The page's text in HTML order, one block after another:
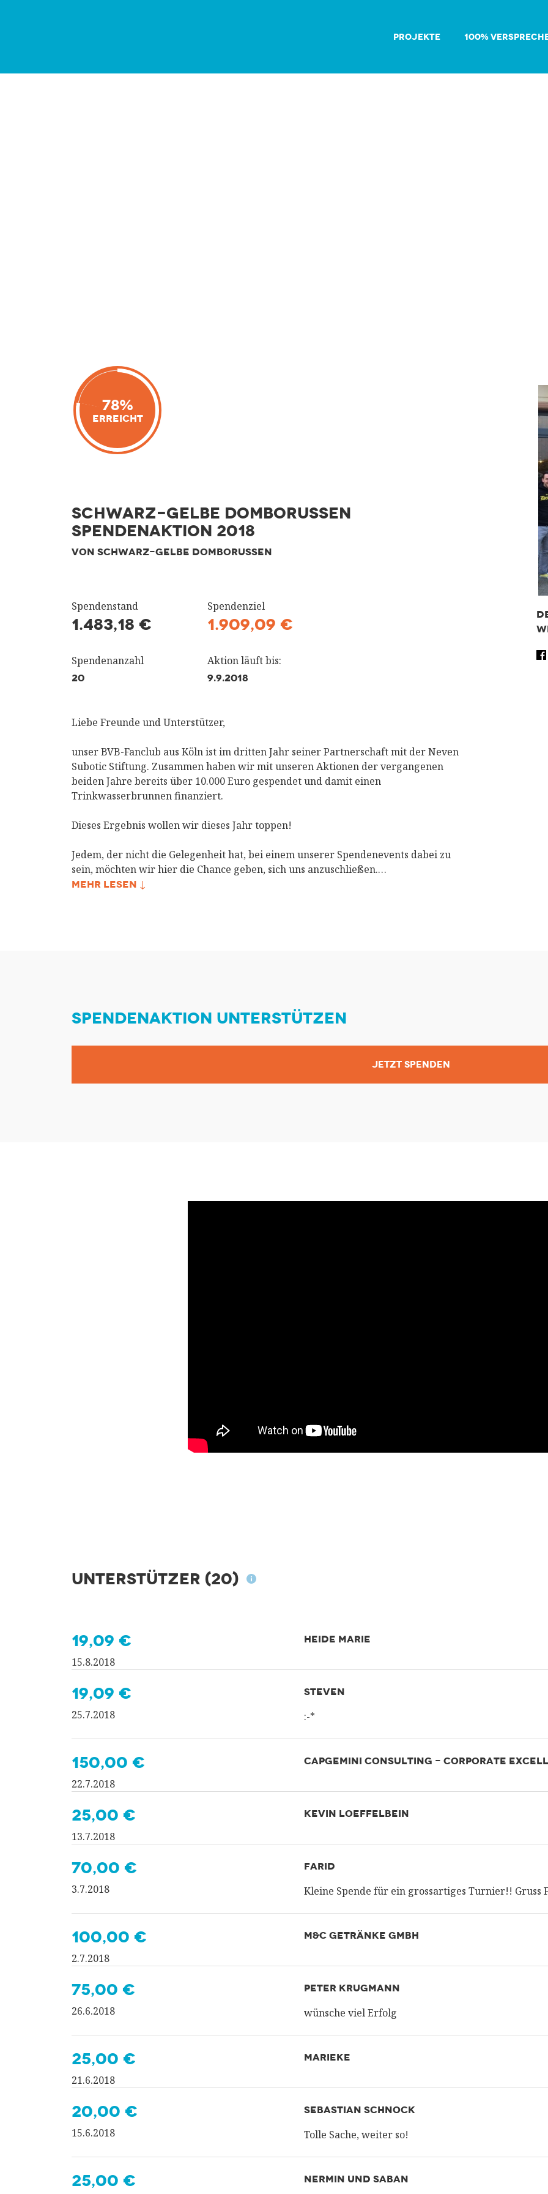
PROJEKTE 100%
78%
Erreicht
Schwarz-gelbe DOmBorussen
Spendenaktion 2018
VON SCHWARZ-GELBE DOMBORUSSEN
Spendenstand
1.483,18 €
Spendenziel
1.909,09 €
Spendenanzahl
20
Aktion läuft bis:
9.9.2018
Liebe Freunde und Unterstützer,
unser BVB-Fanclub aus Köln ist im dritten Jahr seiner Partnerschaft mit der Neven
Subotic Stiftung. Zusammen haben wir mit unseren Aktionen der vergangenen
beiden Jahre bereits über 10.000 Euro gespendet und damit einen
Trinkwasserbrunnen finanziert.
Dieses Ergebnis wollen wir dieses Jahr toppen!
Jedem, der nicht die Gelegenheit hat, bei einem unserer Spendenevents dabei zu
sein, möchten wir hier die Chance geben, sich uns anzuschließen.…
MEHR LESEN ↓
SPENDENAKTION UNTERSTÜTZEN
JETZT SPENDEN
Unterstützer (20)
19,09 €
15.8.2018
HEIDE MARIE
19,09 €
25.7.2018
STEVEN
:-*
150,00 €
22.7.2018
CAPGEMINI CONSULTING - CORPORATE
25,00 €
13.7.2018
KEVIN LOEFFELBEIN
70,00 €
3.7.2018
FARID
Kleine Spende für ein grossartiges Turnier!! Gruss
100,00 €
2.7.2018
M&C GETRÄNKE GMBH
75,00 €
26.6.2018
PETER KRUGMANN
wünsche viel Erfolg
25,00 €
21.6.2018
MARIEKE
20,00 €
15.6.2018
SEBASTIAN SCHNOCK
Tolle Sache, weiter so!
25,00 € NERMIN UND SABAN